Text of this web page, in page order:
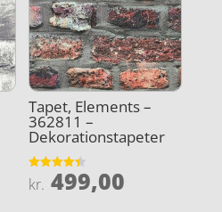
Tapet, Elements –
362811 –
Dekorationstapeter
Vurderet
4.4
kr. 499,00